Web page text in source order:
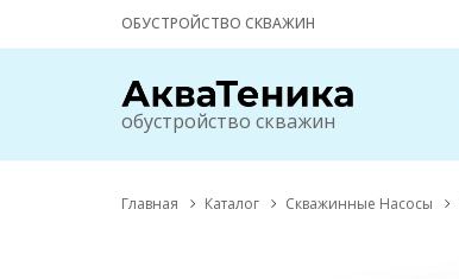
ОБУСТРОЙСТВО СКВАЖИН
обустройство скважин
Главная Каталог Скважинные Насосы